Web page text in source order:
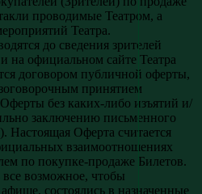
проводимые Театром, а
Театра.
до сведения зрителей
на официальном сайте Театра
договором публичной оферты,
принятием
без каких-либо изъятий и/
заключению письменного
Настоящая Оферта считается
взаимоотношениях
по покупке-продаже Билетов.
все возможное, чтобы
состоялись в назначенные